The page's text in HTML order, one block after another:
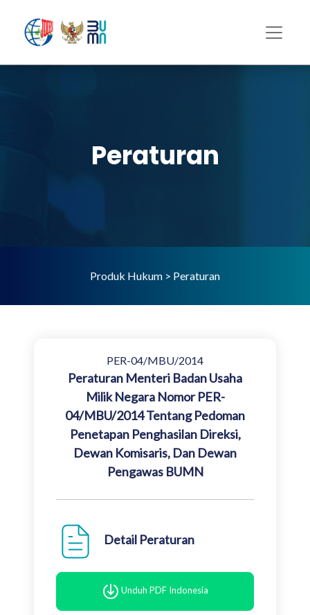
Peraturan
Produk Hukum > Peraturan
PER-04/MBU/2014
Peraturan Menteri Badan Usaha
Milik Negara Nomor PER-
04/MBU/2014 Tentang Pedoman
Penetapan Penghasilan Direksi,
Dewan Komisaris, Dan Dewan
Pengawas BUMN
Detail Peraturan
Unduh PDF Indonesia